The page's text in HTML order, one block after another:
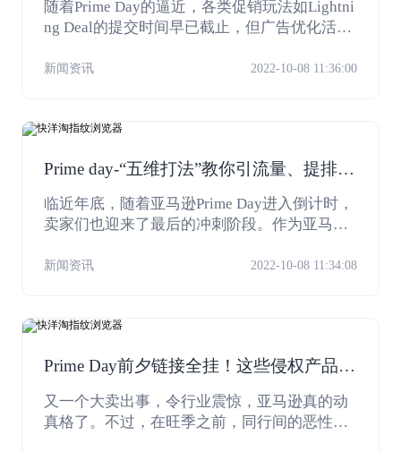
随着Prime Day的逼近，各类促销玩法如Lightni
ng Deal的提交时间早已截止，但广告优化活动
应，但要在活动中脱颖而出，最大化提升销
新闻资讯 2022-10-08 11:36:00
Prime day-“五维打法”教你引流量、提排名
冲刺爆单
临近年底，随着亚马逊Prime Day进入倒计时，
卖家们也迎来了最后的冲刺阶段。作为亚马逊
年营收的“高光时刻”。数据显示，曾经的2020
新闻资讯 2022-10-08 11:34:08
Prime Day前夕链接全挂！这些侵权产品快
下架！
又一个大卖出事，令行业震惊，亚马逊真的动
真格了。不过，在旺季之前，同行间的恶性竞